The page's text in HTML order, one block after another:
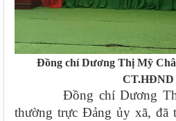
Đồng chí Dương Thị Mỹ
CT.HĐND
Đồng chíDương
thường trực Đảng ủy xã, đã